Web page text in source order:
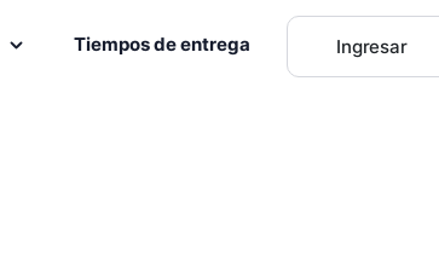
Tiempos de entrega Ingresar